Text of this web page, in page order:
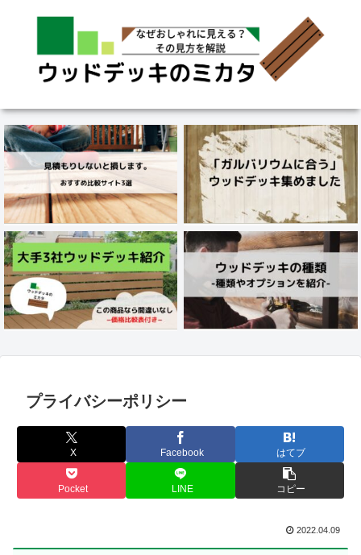
プライバシーポリシー
X Facebook はてブ
Pocket LINE コピー
2022.04.09